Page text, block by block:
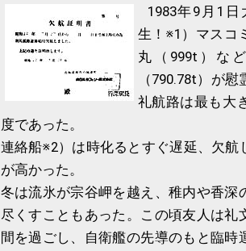
1983年9月1
生！※1）マスコ
丸（999t）な
（790.78t）が
礼航路は最も大
度であった。
連絡船※2）は時化るとすぐ遅延、欠航
が高かった。
冬は流氷が宗谷岬を越え、稚内や香深
尽くすこともあった。この頃友人は礼
間を過ごし、自衛艦の先導のもと臨時